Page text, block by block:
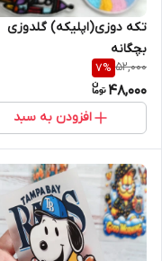
تکه دوزی(اپلیکه) گلدوزی
بچگانه
52,000
7%
48,000
افزودن به سبد